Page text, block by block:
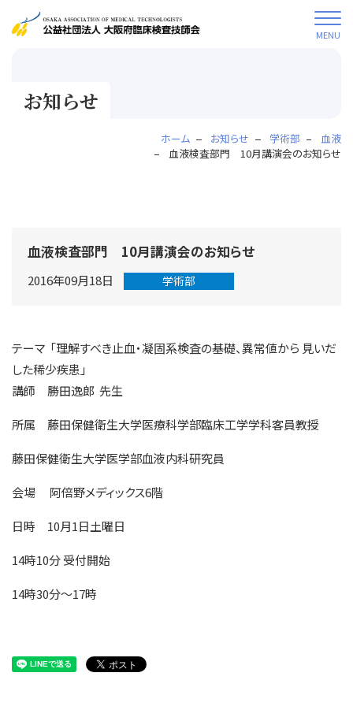
MENU
お知らせ
ホーム お知らせ 学術部
血液
血液検査部門 10月講演会のお知らせ
血液検査部門 10月講演会のお知らせ
2016年09月18日 学術部
テーマ 「理解すべき止血・凝固系検査の基礎、異常値から 見いだ
した稀少疾患」
講師 勝田逸郎 先生
所属 藤田保健衛生大学医療科学部臨床工学学科客員教授
藤田保健衛生大学医学部血液内科研究員
会場 阿倍野メディックス6階
日時 10月1日土曜日
14時10分 受付開始
14時30分～17時